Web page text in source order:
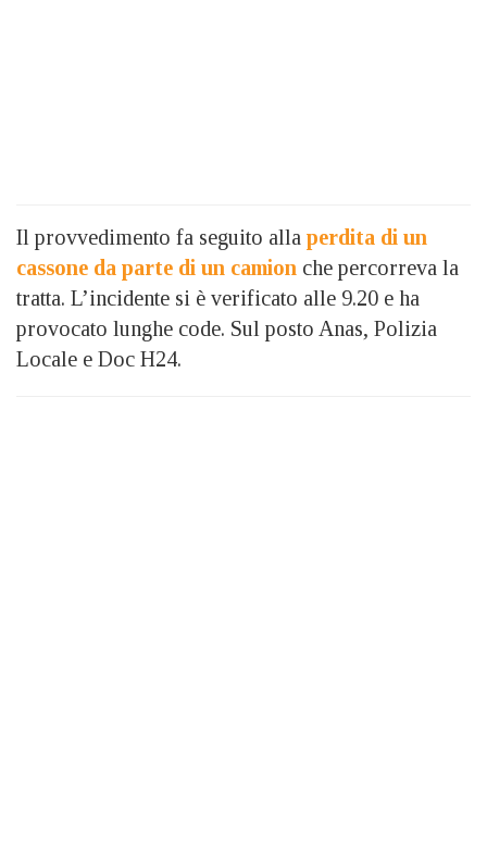
Il provvedimento fa seguito alla perdita di un
cassone da parte di un camion che percorreva la
tratta. L’incidente si è verificato alle 9.20 e ha
provocato lunghe code. Sul posto Anas, Polizia
Locale e Doc H24.